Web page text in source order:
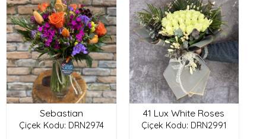
Sebastian
Çiçek Kodu: DRN2974
41 Lux White Roses
Çiçek Kodu: DRN2991